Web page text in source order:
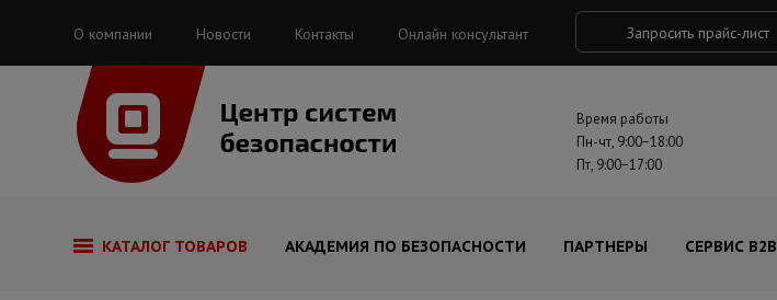
О компании Новости Контакты Онлайн консультант Запросить прайс-лист
Время работы
Пн-чт, 9:00−18:00
Пт, 9:00−17:00
КАТАЛОГ ТОВАРОВ АКАДЕМИЯ ПО БЕЗОПАСНОСТИ ПАРТНЕРЫ СЕРВИС B2B